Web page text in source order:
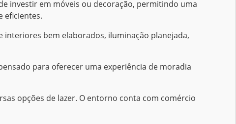
investir em móveis ou decoração, permitindo uma
eficientes.
interiores bem elaborados, iluminação planejada,
para oferecer uma experiência de moradia
opções de lazer. O entorno conta com comércio